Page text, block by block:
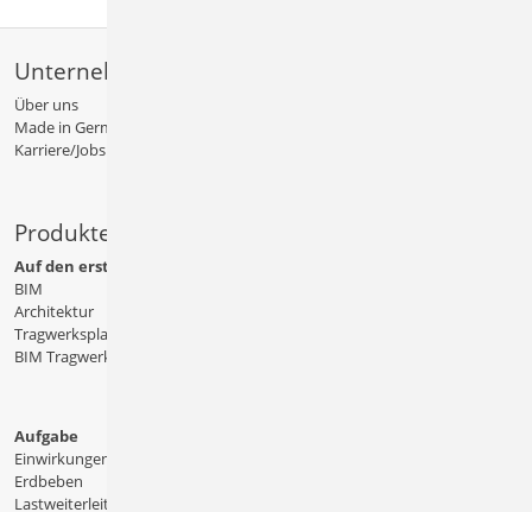
Unternehmen
Über uns
Made in Germany
Karriere/Jobs
Produkte
Auf den ersten Blick
BIM
Architektur
Tragwerksplanung
BIM Tragwerksplanung
Aufgabe
Einwirkungen
Erdbeben
Lastweiterleitung